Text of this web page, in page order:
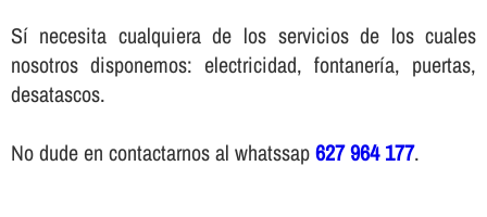
Sí necesita cualquiera de los servicios de los cuales
nosotros disponemos: electricidad, fontanería, puertas,
desatascos.
No dude en contactarnos al whatssap627 964 177.